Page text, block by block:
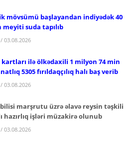
mövsümü başlayandan indiyədək 40
meyiti suda tapılıb
03.08.2026
kartları ilə ölkədaxili 1 milyon 74 min
5305 fırıldaqçılıq halı baş verib
03.08.2026
marşrutu üzrə əlavə reysin təşkili
hazırlıq işləri müzakirə olunub
03.08.2026